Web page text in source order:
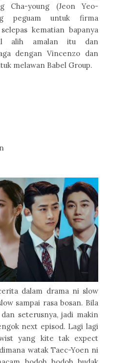
Cha-young (Jeon Yeo-
peguam untuk firma
kematian bapanya
alih amalan itu dan
dengan Vincenzo dan
melawan Babel Group.
dalam drama ni slow
sampai rasa bosan. Bila
seterusnya, jadi makin
next episod. Lagi lagi
yang kite tak expect
watak Taec-Yoen ni